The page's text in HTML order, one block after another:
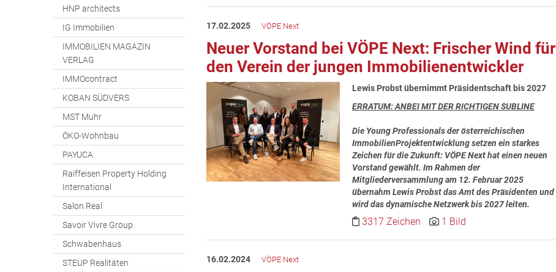
HNP architects
IG Immobilien
IMMOBILIEN MAGAZIN
VERLAG
IMMOcontract
KOBAN SÜDVERS
MST Muhr
ÖKO-Wohnbau
PAYUCA
Raiffeisen Property Holding
International
Salon Real
Savoir Vivre Group
Schwabenhaus
STEUP Realitäten
17.02.2025 VÖPE Next
Neuer Vorstand bei VÖPE Next: Frischer Wind für
den Verein der jungen Immobilienentwickler
Lewis Probst übernimmt Präsidentschaft bis 2027
ERRATUM: ANBEI MIT DER RICHTIGEN SUBLINE
Die Young Professionals der österreichischen
ImmobilienProjektentwicklung setzen ein starkes
Zeichen für die Zukunft: VÖPE Next hat einen neuen
Vorstand gewählt. Im Rahmen der
Mitgliederversammlung am 12. Februar 2025
übernahm Lewis Probst das Amt des Präsidenten und
wird das dynamische Netzwerk bis 2027 leiten.
3317 Zeichen 1 Bild
16.02.2024 VÖPE Next